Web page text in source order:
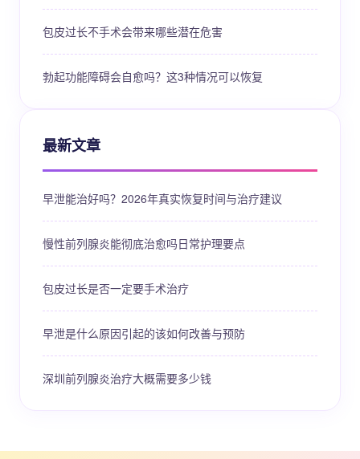
包皮过长不手术会带来哪些潜在危害
勃起功能障碍会自愈吗？这3种情况可以恢复
最新文章
早泄能治好吗？2026年真实恢复时间与治疗建议
慢性前列腺炎能彻底治愈吗日常护理要点
包皮过长是否一定要手术治疗
早泄是什么原因引起的该如何改善与预防
深圳前列腺炎治疗大概需要多少钱